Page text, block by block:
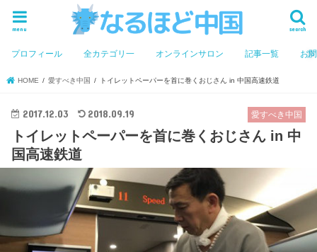
search
menu
プロフィール 全カテゴリ一 オンラインサロン 記事一覧 お
HOME 愛すべき中国 トイレットペーパーを首に巻くおじさん in 中国高速鉄道
愛すべき中国
2017.12.03 2018.09.19
トイレットペーパーを首に巻くおじさん in 中
国高速鉄道